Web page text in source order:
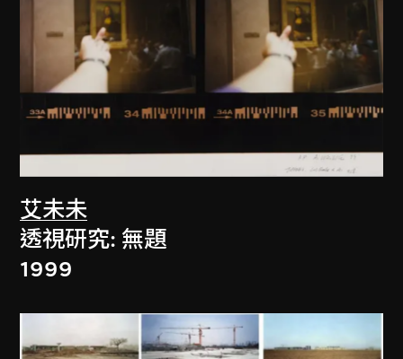
艾未未
透視研究: 無題
1999